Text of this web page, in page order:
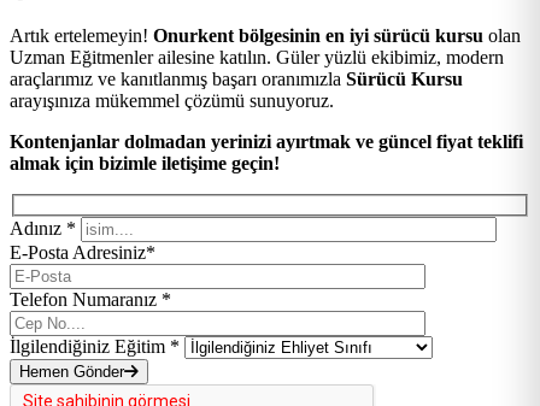
Artık ertelemeyin! Onurkent bölgesinin en iyi sürücü kursu olan
Uzman Eğitmenler ailesine katılın. Güler yüzlü ekibimiz, modern
araçlarımız ve kanıtlanmış başarı oranımızla Sürücü Kursu
arayışınıza mükemmel çözümü sunuyoruz.
Kontenjanlar dolmadan yerinizi ayırtmak ve güncel fiyat teklifi
almak için bizimle iletişime geçin!
Adınız *
E-Posta Adresiniz*
Telefon Numaranız *
İlgilendiğiniz Eğitim *
Hemen Gönder